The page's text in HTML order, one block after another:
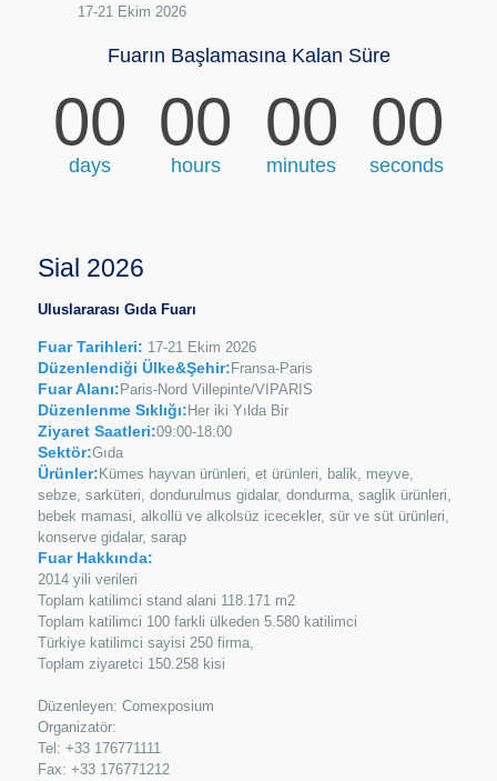
17-21 Ekim 2026
Fuarın Başlamasına Kalan Süre
00
days
00
hours
00
minutes
00
seconds
Sial 2026
Uluslararası Gıda Fuarı
Fuar Tarihleri: 17-21 Ekim 2026
Düzenlendiği Ülke&Şehir: Fransa-Paris
Fuar Alanı: Paris-Nord Villepinte/VIPARIS
Düzenlenme Sıklığı: Her iki Yılda Bir
Ziyaret Saatleri:09:00-18:00
Sektör:Gıda
Ürünler: Kümes hayvan ürünleri, et ürünleri, balik, meyve,
sebze, sarküteri, dondurulmus gidalar, dondurma, saglik ürünleri,
bebek mamasi, alkollü ve alkolsüz icecekler, sür ve süt ürünleri,
konserve gidalar, sarap
Fuar Hakkında:
2014 yili verileri
Toplam katilimci stand alani 118.171 m2
Toplam katilimci 100 farkli ülkeden 5.580 katilimci
Türkiye katilimci sayisi 250 firma,
Toplam ziyaretci 150.258 kisi
Düzenleyen: Comexposium
Organizatör:
Tel: +33 176771111
Fax: +33 176771212